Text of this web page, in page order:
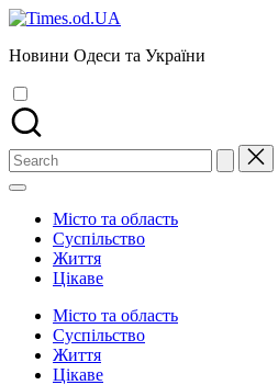
Skip
content
Новини Одеси та України
Search
for:
Місто та область
Суспільство
Життя
Цікаве
Місто та область
Суспільство
Життя
Цікаве